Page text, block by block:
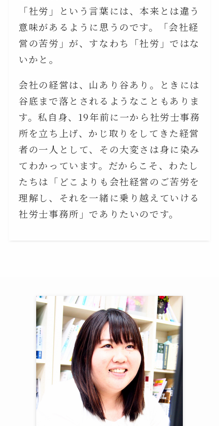
「社労」という言葉には、本来とは違う
意味があるように思うのです。「会社経
営の苦労」が、すなわち「社労」ではな
いかと。
会社の経営は、山あり谷あり。ときには
谷底まで落とされるようなこともありま
す。私自身、19年前に一から社労士事務
所を立ち上げ、かじ取りをしてきた経営
者の一人として、その大変さは身に染み
てわかっています。だからこそ、わたし
たちは「どこよりも会社経営のご苦労を
理解し、それを一緒に乗り越えていける
社労士事務所」でありたいのです。